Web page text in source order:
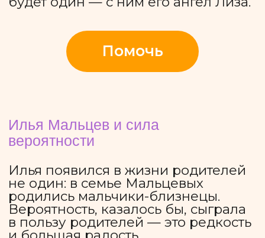
семьи Мальцевых, по их словам,
«Краски этого мира». Для детей с
тяжелыми нарушениями развития
был организован специальный
школьный класс. Илье важно
продолжать учиться в школе, а для
этого рядом с ним постоянно
Сейчас мы собираем средства на
работу сопровождающего
специалиста.
Помочь
Гоша Кравчук и его
Тьмутаракань